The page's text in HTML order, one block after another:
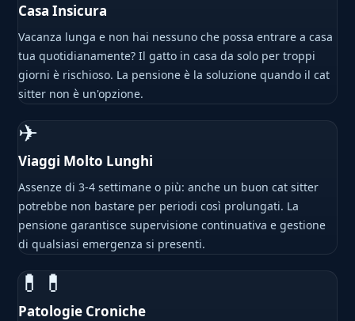
Casa Insicura
Vacanza lunga e non hai nessuno che possa entrare a casa
tua quotidianamente? Il gatto in casa da solo per troppi
giorni è rischioso. La pensione è la soluzione quando il cat
sitter non è un'opzione.
✈
Viaggi Molto Lunghi
Assenze di 3-4 settimane o più: anche un buon cat sitter
potrebbe non bastare per periodi così prolungati. La
pensione garantisce supervisione continuativa e gestione
di qualsiasi emergenza si presenti.
💊💊
Patologie Croniche